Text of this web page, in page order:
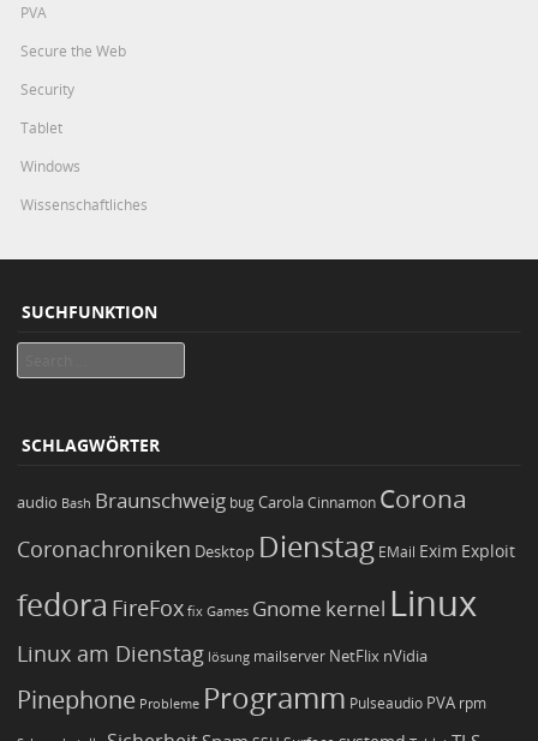
PVA
Secure the Web
Security
Tablet
Windows
Wissenschaftliches
SUCHFUNKTION
SCHLAGWÖRTER
audio Bash Braunschweig bugCarola Cinnamon Corona
Coronachroniken Desktop Dienstag EMail Exim Exploit
fedora FireFox fix Games Gnome kernel Linux
Linux am Dienstag lösung mailserver NetFlix nVidia
Pinephone Probleme Programm Pulseaudio PVA rpm